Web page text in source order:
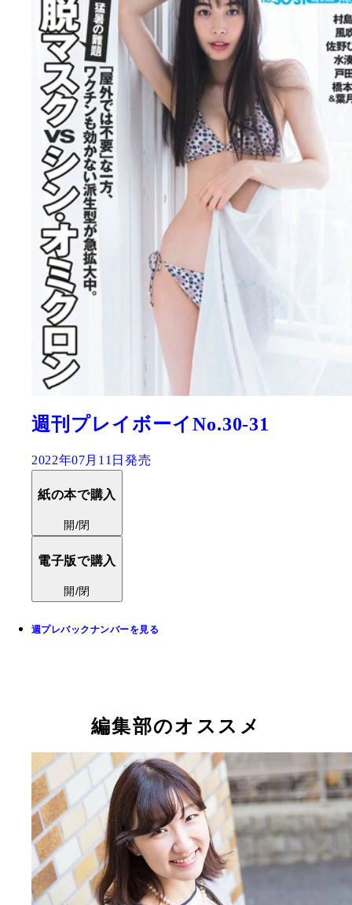
週刊プレイボーイNo.30-31
2022年07月11日発売
紙の本で購入
開/閉
電子版で購入
開/閉
週プレバックナンバーを見る
編集部のオススメ